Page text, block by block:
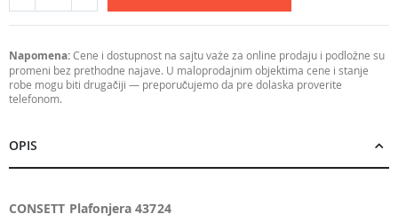
Napomena:Cene i dostupnost na sajtu važe za online prodaju i podložne su
promeni bez prethodne najave. U maloprodajnim objektima cene i stanje
robe mogu biti drugačiji — preporučujemo da pre dolaska proverite
telefonom.
OPIS
CONSETT Plafonjera 43724